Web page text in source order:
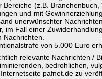
Bereiche (z.B.
und mit
unerwünschter
im Fall einer
Nachrichten.
von 5.000 Euro
relevante Nachrichten /
bedrohlichen,
pafnet.de zu